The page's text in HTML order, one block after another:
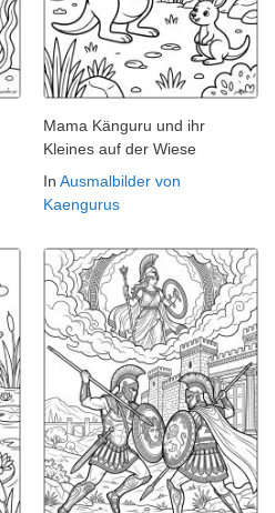
Mama Känguru und ihr
Kleines auf der Wiese
In Ausmalbilder von
Kaengurus